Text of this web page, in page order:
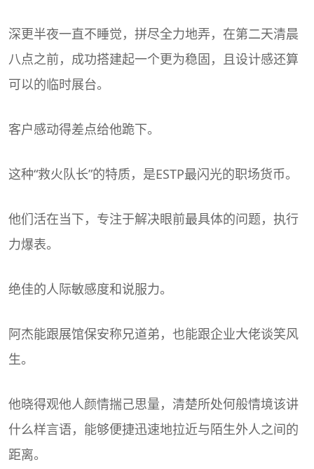
深更半夜一直不睡觉，拼尽全力地弄，在第二天清晨
八点之前，成功搭建起一个更为稳固，且设计感还算
可以的临时展台。
客户感动得差点给他跪下。
这种“救火队长”的特质，是ESTP最闪光的职场货币。
他们活在当下，专注于解决眼前最具体的问题，执行
力爆表。
绝佳的人际敏感度和说服力。
阿杰能跟展馆保安称兄道弟，也能跟企业大佬谈笑风
生。
他晓得观他人颜情揣己思量，清楚所处何般情境该讲
什么样言语，能够便捷迅速地拉近与陌生外人之间的
距离。